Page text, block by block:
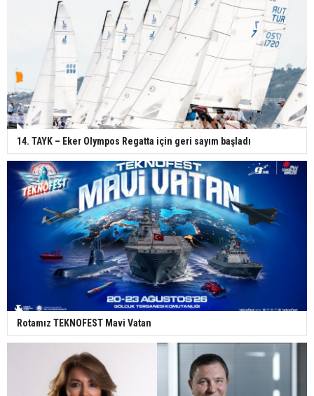
14. TAYK – Eker Olympos Regatta için geri sayım başladı
Rotamız TEKNOFEST Mavi Vatan